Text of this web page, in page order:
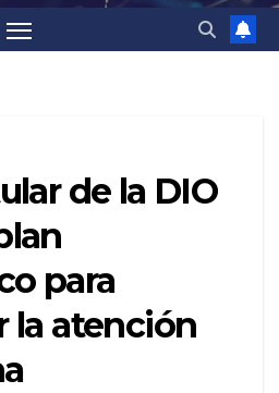
de la DIO
para
la atención